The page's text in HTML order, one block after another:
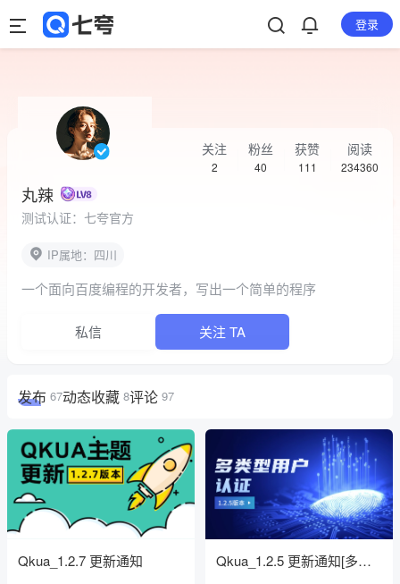
登录
丸辣
测试认证：七夸官方
关注
2
粉丝
40
获赞
111
阅读
234360
IP属地：四川
一个面向百度编程的开发者，写出一个简单的程序
私信 关注 TA
发布 67动态收藏 8评论 97
Qkua_1.2.7 更新通知
Qkua_1.2.5 更新通知[多类